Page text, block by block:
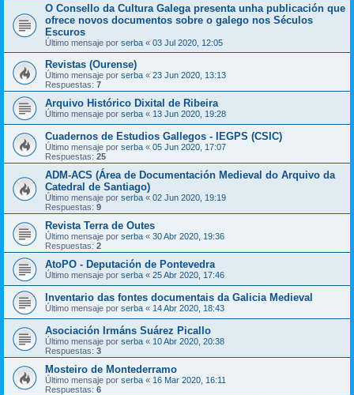
O Consello da Cultura Galega presenta unha publicación que
ofrece novos documentos sobre o galego nos Séculos
Escuros
Último mensaje por serba « 03 Jul 2020, 12:05
Revistas (Ourense)
Último mensaje por serba « 23 Jun 2020, 13:13
Respuestas: 7
Arquivo Histórico Dixital de Ribeira
Último mensaje por serba « 13 Jun 2020, 19:28
Cuadernos de Estudios Gallegos - IEGPS (CSIC)
Último mensaje por serba « 05 Jun 2020, 17:07
Respuestas: 25
ADM-ACS (Área de Documentación Medieval do Arquivo da
Catedral de Santiago)
Último mensaje por serba « 02 Jun 2020, 19:19
Respuestas: 9
Revista Terra de Outes
Último mensaje por serba « 30 Abr 2020, 19:36
Respuestas: 2
AtoPO - Deputación de Pontevedra
Último mensaje por serba « 25 Abr 2020, 17:46
Inventario das fontes documentais da Galicia Medieval
Último mensaje por serba « 14 Abr 2020, 18:43
Asociación Irmáns Suárez Picallo
Último mensaje por serba « 10 Abr 2020, 20:38
Respuestas: 3
Mosteiro de Montederramo
Último mensaje por serba « 16 Mar 2020, 16:11
Respuestas: 6